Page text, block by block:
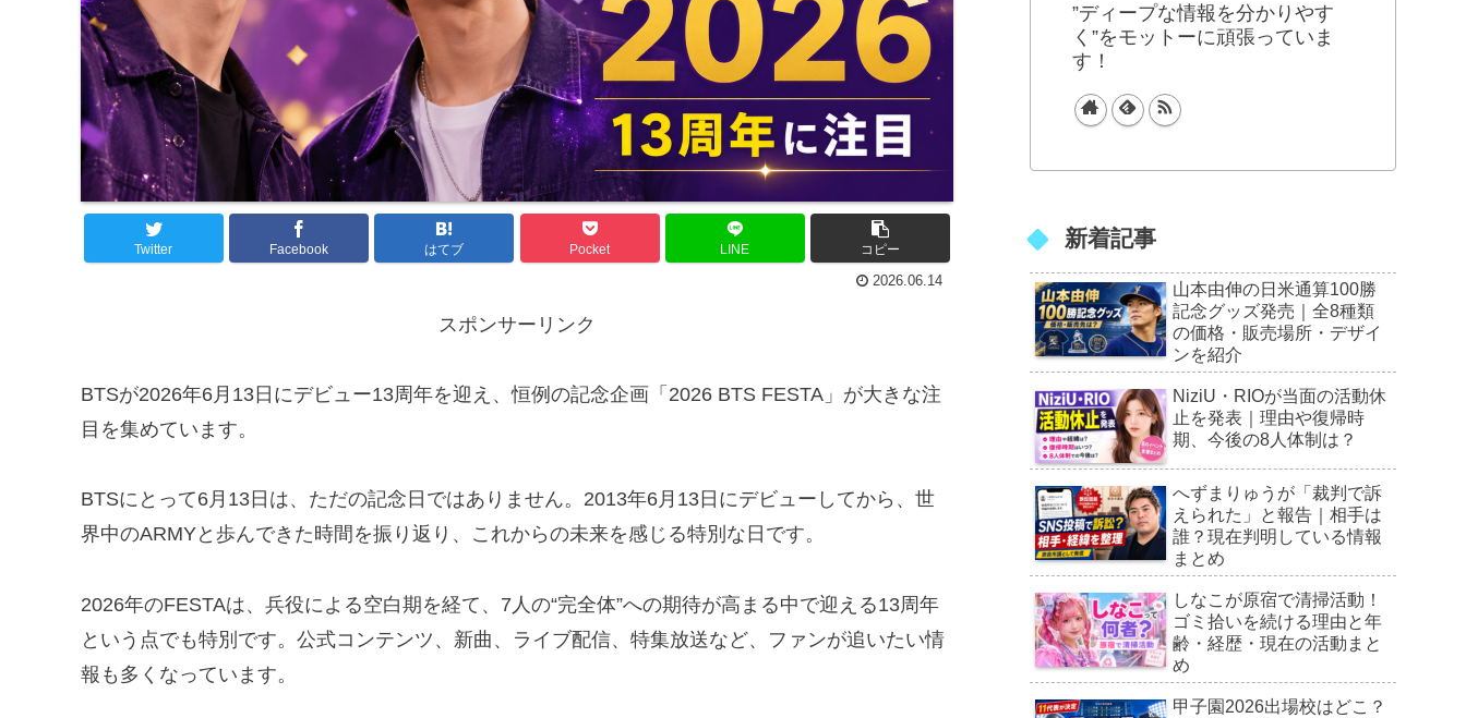
Twitter Facebook はてブ Pocket LINE コピー
2026.06.14
スポンサーリンク
BTSが2026年6月13日にデビュー13周年を迎え、恒例の記念企画「2026 BTS FESTA」が大きな注
目を集めています。
BTSにとって6月13日は、ただの記念日ではありません。2013年6月13日にデビューしてから、世
界中のARMYと歩んできた時間を振り返り、これからの未来を感じる特別な日です。
2026年のFESTAは、兵役による空白期を経て、7人の“完全体”への期待が高まる中で迎える13周年
という点でも特別です。公式コンテンツ、新曲、ライブ配信、特集放送など、ファンが追いたい情
報も多くなっています。
”ディープな情報を分かりやす
く”をモットーに頑張っていま
す！
新着記事
山本由伸の日米通算100勝
記念グッズ発売｜全8種類
の価格・販売場所・デザイ
ンを紹介
NiziU・RIOが当面の活動休
止を発表｜理由や復帰時
期、今後の8人体制は？
へずまりゅうが「裁判で訴
えられた」と報告｜相手は
誰？現在判明している情報
まとめ
しなこが原宿で清掃活動！
ゴミ拾いを続ける理由と年
齢・経歴・現在の活動まと
め
甲子園2026出場校はどこ？